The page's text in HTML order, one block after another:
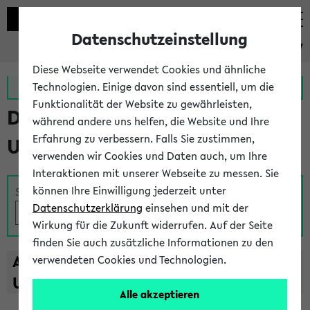
eKVV
Zur MeineUni App Zum MeineUni Portal
Das Lehrangebot der
Universität Bielefeld
Suche
A B C D E F G H I J K L M N O
U
V W X Y
Z
Datenschutzeinstellung
Diese Webseite verwendet Cookies und ähnliche
Technologien. Einige davon sind essentiell, um die
Funktionalität der Website zu gewährleisten,
während andere uns helfen, die Website und Ihre
Erfahrung zu verbessern. Falls Sie zustimmen,
verwenden wir Cookies und Daten auch, um Ihre
Interaktionen mit unserer Webseite zu messen. Sie
können Ihre Einwilligung jederzeit unter
Datenschutzerklärung einsehen und mit der
Wirkung für die Zukunft widerrufen. Auf der Seite
finden Sie auch zusätzliche Informationen zu den
verwendeten Cookies und Technologien.
Alle akzeptieren